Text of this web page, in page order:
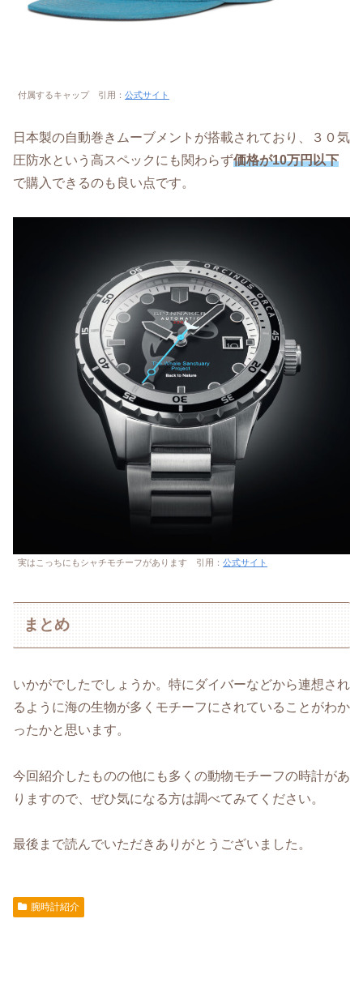
付属するキャップ 引用： 公式サイト
日本製の自動巻きムーブメントが搭載されており、３０気
圧防水という高スペックにも関わらず価格が10万円以下
で購入できるのも良い点です。
実はこっちにもシャチモチーフがあります 引用： 公式サイト
まとめ
いかがでしたでしょうか。特にダイバーなどから連想され
るように海の生物が多くモチーフにされていることがわか
ったかと思います。
今回紹介したものの他にも多くの動物モチーフの時計があ
りますので、ぜひ気になる方は調べてみてください。
最後まで読んでいただきありがとうございました。
腕時計紹介